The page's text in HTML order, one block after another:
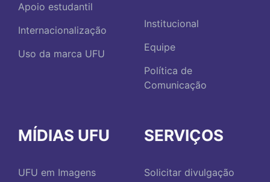
Apoio estudantil
Internacionalização
Uso da marca UFU
Institucional
Equipe
Política de
Comunicação
MÍDIAS UFU
UFU em Imagens
SERVIÇOS
Solicitar divulgação